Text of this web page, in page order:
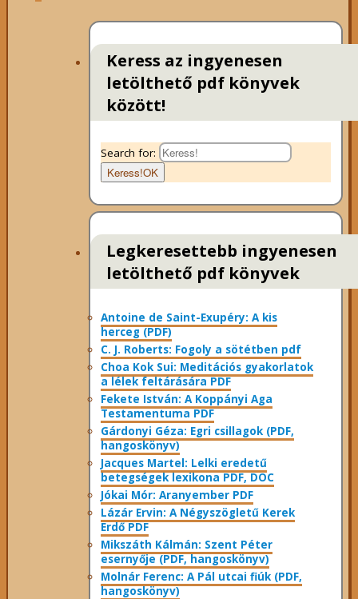
Keress az ingyenesen
letölthető pdf könyvek
között!
Search for:
Keress!OK
Legkeresettebb ingyenesen
letölthető pdf könyvek
Antoine de Saint-Exupéry: A kis
herceg (PDF)
C. J. Roberts: Fogoly a sötétben pdf
Choa Kok Sui: Meditációs gyakorlatok
a lélek feltárására PDF
Fekete István: A Koppányi Aga
Testamentuma PDF
Gárdonyi Géza: Egri csillagok (PDF,
hangoskönyv)
Jacques Martel: Lelki eredetű
betegségek lexikona PDF, DOC
Jókai Mór: Aranyember PDF
Lázár Ervin: A Négyszögletű Kerek
Erdő PDF
Mikszáth Kálmán: Szent Péter
esernyője (PDF, hangoskönyv)
Molnár Ferenc: A Pál utcai fiúk (PDF,
hangoskönyv)